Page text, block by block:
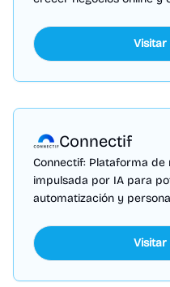
Visitar
Connectif
Connectif: Plataforma de
impulsada por IA para
automatización y
Visitar